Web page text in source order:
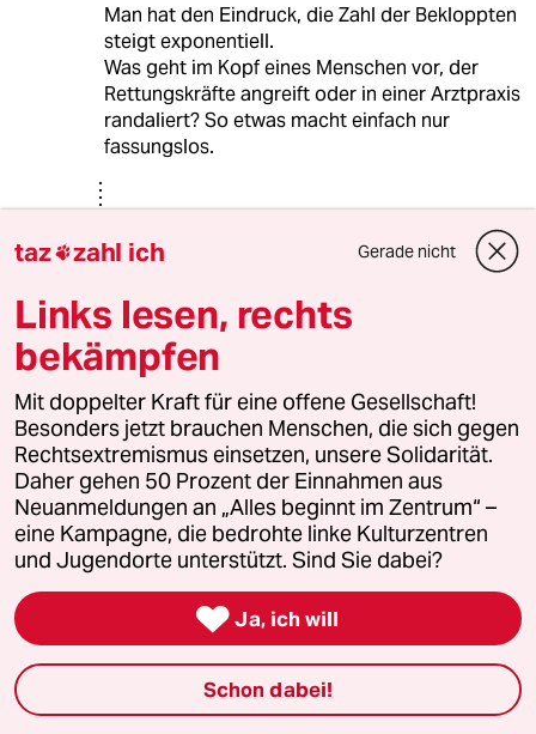
Man hat den Eindruck, die Zahl der Bekloppten
steigt exponentiell.
Was geht im Kopf eines Menschen vor, der
Rettungskräfte angreift oder in einer Arztpraxis
randaliert? So etwas macht einfach nur
fassungslos.
S Suryo
@warum_denkt_keiner_nach?:
rp-online.de/nrw/p...-mehr_aid-
16724641
"Sprechen Ärzte anonym, bekommt
man dagegen eine andere Antwort.
"Es ist nicht angenehm, das so zu
trennen, aber wir haben in
Deutschland einen ganz anderen
Umgang mit Diagnosen und
Schmerzen, als in vielen anderen
Kulturkreisen", sagt Meischner, der in
Wahrheit anders heißt."
"Viele Migranten wählen sehr häufig
nichts Schlimmes fehlt. Sie sehen ihn
mehr als eine Art Bereitschaftsdienst,
taz zahl ich Gerade nicht
Links lesen, rechts
bekämpfen
Mit doppelter Kraft für eine offene Gesellschaft!
Besonders jetzt brauchen Menschen, die sich gegen
Rechtsextremismus einsetzen, unsere Solidarität.
Daher gehen 50 Prozent der Einnahmen aus
Neuanmeldungen an „Alles beginnt im Zentrum“ –
eine Kampagne, die bedrohte linke Kulturzentren
und Jugendorte unterstützt. Sind Sie dabei?
 Ja, ich will
Schon dabei!